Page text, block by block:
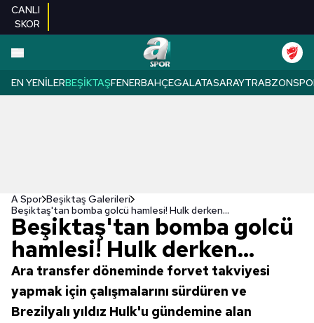
CANLI
SKOR
EN YENILERBEŞIKTAŞFENERBAHÇEGALATASARAY
A Spor Beşiktaş Galerileri
Beşiktaş'tan bomba golcü hamlesi! Hulk derken...
Beşiktaş'tan bomba golcü
hamlesi! Hulk derken...
Ara transfer döneminde forvet takviyesi
yapmak için çalışmalarını sürdüren ve
Brezilyalı yıldız Hulk'u gündemine alan